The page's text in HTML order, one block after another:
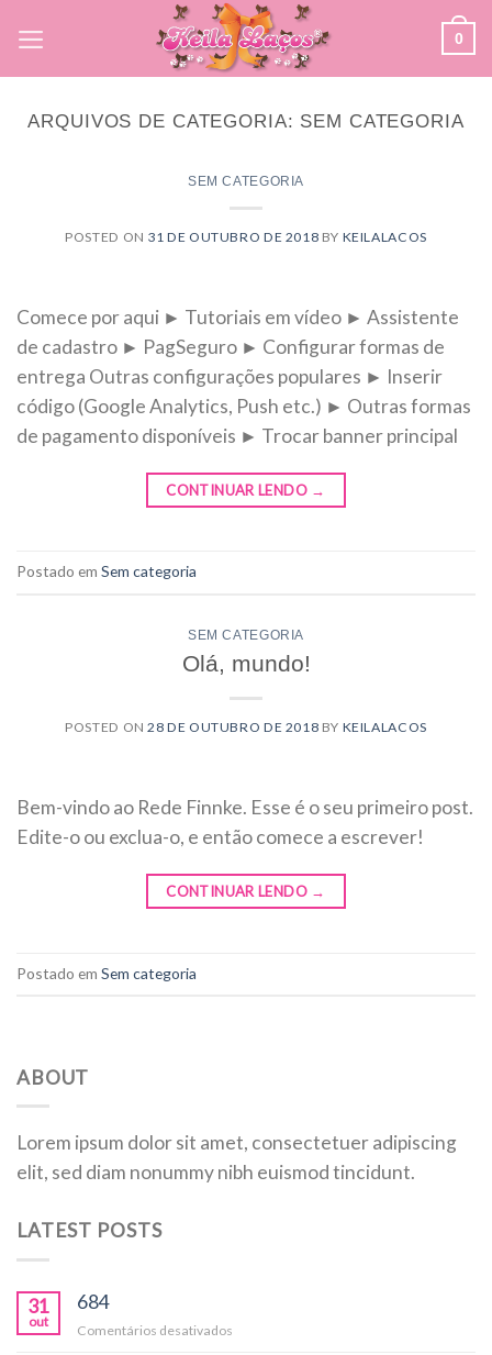
content
0
ARQUIVOS DE CATEGORIA: SEM CATEGORIA
SEM CATEGORIA
POSTED ON 31 DE OUTUBRO DE 2018 BY KEILALACOS
Comece por aqui ► Tutoriais em vídeo ► Assistente
de cadastro ► PagSeguro ► Configurar formas de
entrega Outras configurações populares ► Inserir
código (Google Analytics, Push etc.) ► Outras formas
de pagamento disponíveis ► Trocar banner principal
CONTINUAR LENDO →
Postado em Sem categoria
SEM CATEGORIA
Olá, mundo!
POSTED ON28 DE OUTUBRO DE 2018 BY KEILALACOS
Bem-vindo ao Rede Finnke. Esse é o seu primeiro post.
Edite-o ou exclua-o, e então comece a escrever!
CONTINUAR LENDO →
Postado em Sem categoria
ABOUT
Lorem ipsum dolor sit amet, consectetuer adipiscing
elit, sed diam nonummy nibh euismod tincidunt.
LATEST POSTS
31
out
684
Comentários desativados